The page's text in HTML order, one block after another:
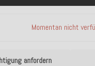
anfordern
Momentan nicht